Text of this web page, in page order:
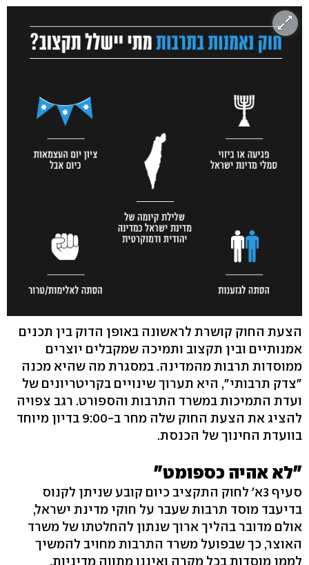
הצעת החוק קושרת לראשונה באופן הדוק בין תכנים
אמנותיים ובין תקצוב ותמיכה שמקבלים יוצרים
ממוסדות תרבות מהמדינה. במסגרת מה שהיא מכנה
"צדק תרבותי", היא תערוך שינויים בקריטריונים של
ועדת התמיכות במשרד התרבות והספורט. רגב צפויה
להציג את הצעת החוק שלה מחר ב-9:00 בדיון מיוחד
בוועדת החינוך של הכנסת.
"לא אהיה כספומט"
סעיף 3א' לחוק התקציב כיום קובע שניתן לקנוס
בדיעבד מוסד תרבות שעבר על חוקי מדינת ישראל,
אולם מדובר בהליך ארוך שנתון להחלטתו של משרד
האוצר, כך שבפועל משרד התרבות מחויב להמשיך
לממן מוסדות בכל מקרה ואיננו מתווה מדיניות.